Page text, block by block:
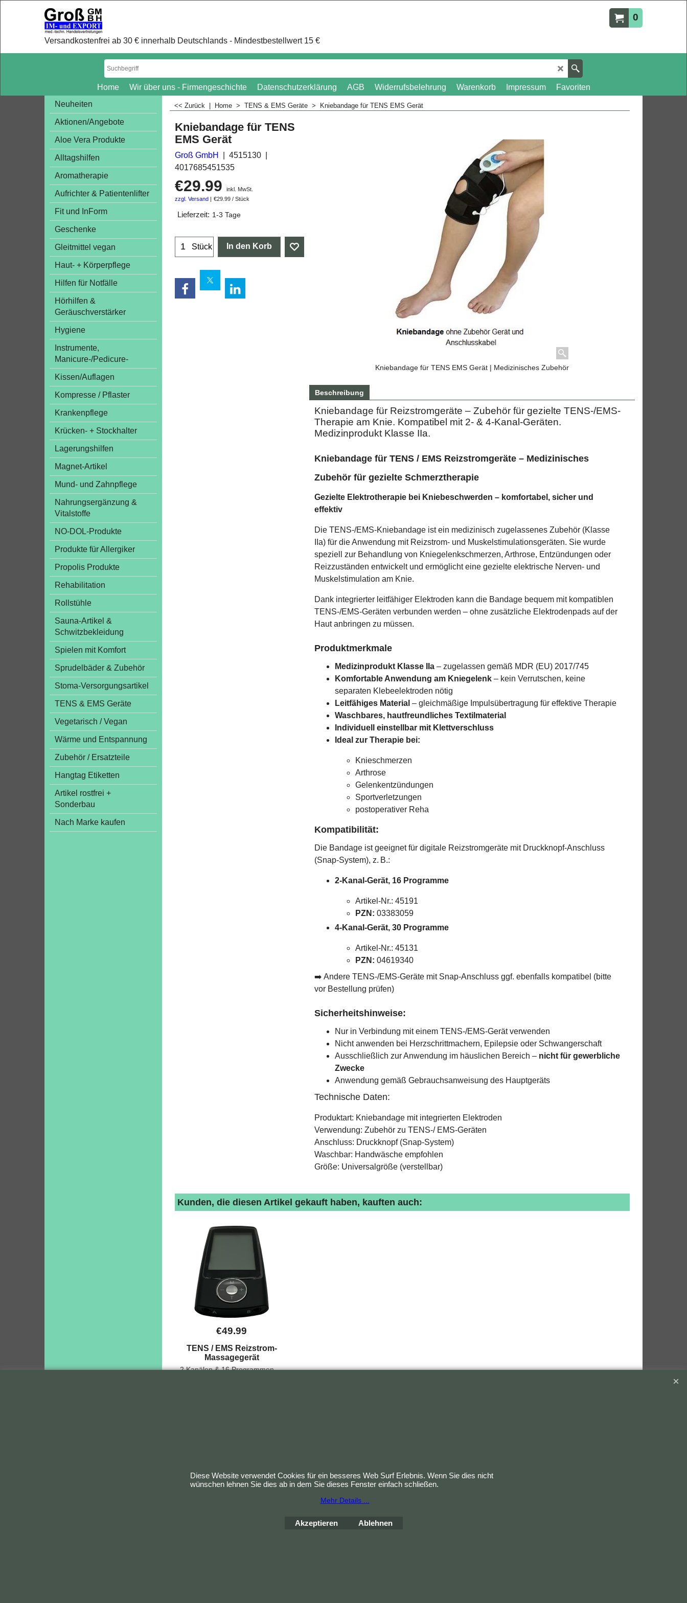
0
Versandkostenfrei ab 30 € innerhalb Deutschlands - Mindestbestellwert 15 €
Home Wir über uns - Firmengeschichte Datenschutzerklärung AGB Widerrufsbelehrung Warenkorb Impressum
Favoriten
Neuheiten
Aktionen/Angebote
Aloe Vera Produkte
Alltagshilfen
Aromatherapie
Aufrichter & Patientenlifter
Fit und InForm
Geschenke
Gleitmittel vegan
Haut- + Körperpflege
Hilfen für Notfälle
Hörhilfen &
Geräuschverstärker
Hygiene
Instrumente,
Manicure-/Pedicure-
Kissen/Auflagen
Kompresse / Pflaster
Krankenpflege
Krücken- + Stockhalter
Lagerungshilfen
Magnet-Artikel
Mund- und Zahnpflege
Nahrungsergänzung &
Vitalstoffe
NO-DOL-Produkte
Produkte für Allergiker
Propolis Produkte
Rehabilitation
Rollstühle
Sauna-Artikel &
Schwitzbekleidung
Spielen mit Komfort
Sprudelbäder & Zubehör
Stoma-Versorgungsartikel
TENS & EMS Geräte
Vegetarisch / Vegan
Wärme und Entspannung
Zubehör / Ersatzteile
Hangtag Etiketten
Artikel rostfrei +
Sonderbau
Nach Marke kaufen
<< Zurück Home > TENS & EMS Geräte > Kniebandage für TENS EMS Gerät
Kniebandage für TENS EMS Gerät | Medizinisches Zubehör
Kniebandage für TENS
EMS Gerät
Groß GmbH
4515130
4017685451535
€29.99
inkl. MwSt.
zzgl. Versand
€29.99 / Stück
Lieferzeit: 1-3 Tage
Stück In den Korb
Beschreibung
Kniebandage für Reizstromgeräte – Zubehör für gezielte TENS-/EMS-
Therapie am Knie. Kompatibel mit 2- & 4-Kanal-Geräten.
Medizinprodukt Klasse IIa.
Kniebandage für TENS / EMS Reizstromgeräte – Medizinisches
Zubehör für gezielte Schmerztherapie
Gezielte Elektrotherapie bei Kniebeschwerden – komfortabel, sicher und
effektiv
Die TENS-/EMS-Kniebandage ist ein medizinisch zugelassenes Zubehör (Klasse
IIa) für die Anwendung mit Reizstrom- und Muskelstimulationsgeräten. Sie wurde
speziell zur Behandlung von Kniegelenkschmerzen, Arthrose, Entzündungen oder
Reizzuständen entwickelt und ermöglicht eine gezielte elektrische Nerven- und
Muskelstimulation am Knie.
Dank integrierter leitfähiger Elektroden kann die Bandage bequem mit kompatiblen
TENS-/EMS-Geräten verbunden werden – ohne zusätzliche Elektrodenpads auf der
Haut anbringen zu müssen.
Produktmerkmale
Medizinprodukt Klasse IIa – zugelassen gemäß MDR (EU) 2017/745
Komfortable Anwendung am Kniegelenk – kein Verrutschen, keine
separaten Klebeelektroden nötig
Leitfähiges Material – gleichmäßige Impulsübertragung für effektive Therapie
Waschbares, hautfreundliches Textilmaterial
Individuell einstellbar mit Klettverschluss
Ideal zur Therapie bei:
Knieschmerzen
Arthrose
Gelenkentzündungen
Sportverletzungen
postoperativer Reha
Kompatibilität:
Die Bandage ist geeignet für digitale Reizstromgeräte mit Druckknopf-Anschluss
(Snap-System), z. B.:
2-Kanal-Gerät, 16 Programme
Artikel-Nr.: 45191
PZN: 03383059
4-Kanal-Gerät, 30 Programme
Artikel-Nr.: 45131
PZN: 04619340
➡️ Andere TENS-/EMS-Geräte mit Snap-Anschluss ggf. ebenfalls kompatibel (bitte
vor Bestellung prüfen)
Sicherheitshinweise:
Nur in Verbindung mit einem TENS-/EMS-Gerät verwenden
Nicht anwenden bei Herzschrittmachern, Epilepsie oder Schwangerschaft
Ausschließlich zur Anwendung im häuslichen Bereich – nicht für gewerbliche
Zwecke
Anwendung gemäß Gebrauchsanweisung des Hauptgeräts
Technische Daten:
Produktart: Kniebandage mit integrierten Elektroden
Verwendung: Zubehör zu TENS-/ EMS-Geräten
Anschluss: Druckknopf (Snap-System)
Waschbar: Handwäsche empfohlen
Größe: Universalgröße (verstellbar)
Kunden, die diesen Artikel gekauft haben, kauften auch:
€49.99
TENS / EMS Reizstrom-
Massagegerät
2 Kanälen & 16 Programmen – zur Schmerzlinderung & Muskelstimulation. Inkl. Akku, Elektroden & Zubehör. Medizinprodukt Klasse IIa. PZN: 03383059 HMV-Nr. angemeldet: 09.31.01.1000
Diese Website verwendet Cookies für ein besseres Web Surf Erlebnis. Wenn Sie dies nicht
wünschen lehnen Sie dies ab in dem Sie dieses Fenster einfach schließen.
Mehr Details ...
Akzeptieren Ablehnen